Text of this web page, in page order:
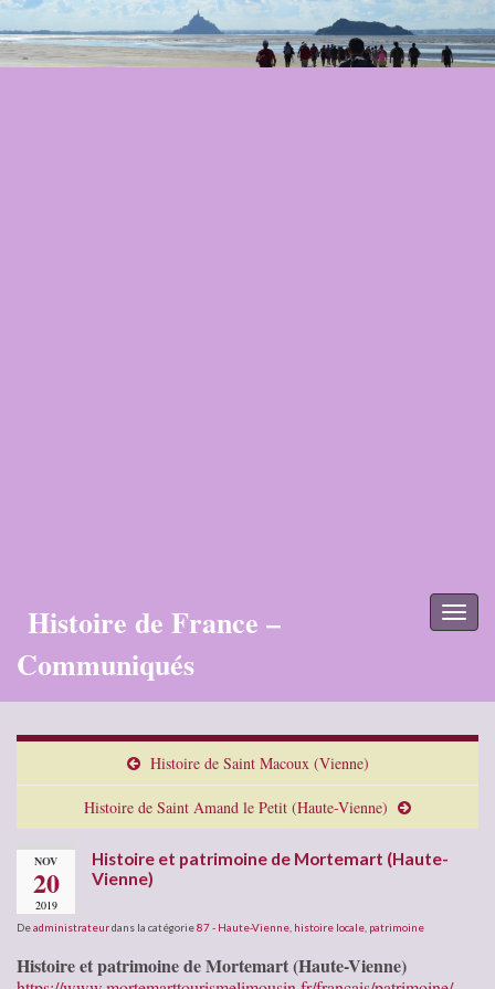
Histoire de France –
Communiqués
Histoire de Saint Macoux (Vienne)
Histoire de Saint Amand le Petit (Haute-Vienne)
NOV
20
2019
Histoire et patrimoine de Mortemart (Haute-
Vienne)
Deadministrateurdans la catégorie87 - Haute-Vienne histoire locale patrimoine
Histoire et patrimoine de Mortemart (Haute-Vienne)